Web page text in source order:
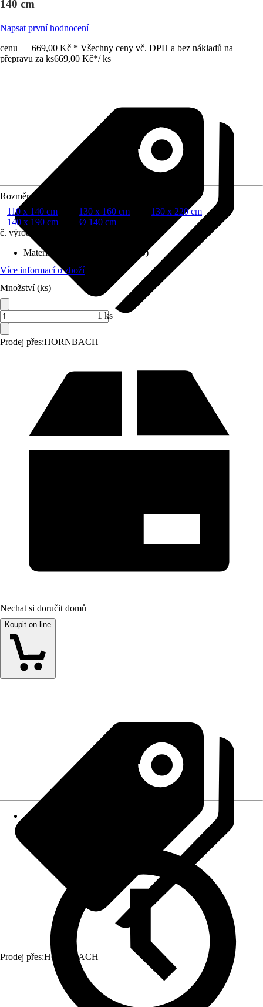
140 cm
Napsat první hodnocení
cenu — 669,00 Kč * Všechny ceny vč. DPH a bez nákladů na
přepravu za ks669,00 Kč*/ ks
Prodej přes:HORNBACH
Rozměry
110 x 140 cm
130 x 160 cm
130 x 220 cm
140 x 190 cm
Ø 140 cm
č. výrobku
Materiál
Bavlna, Polyester (PES)
Více informací o zboží
Množství (ks)
1 ks
Nechat si doručit domů
Koupit on-line
Prodej přes:HORNBACH